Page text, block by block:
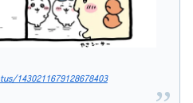
1430211679128678403